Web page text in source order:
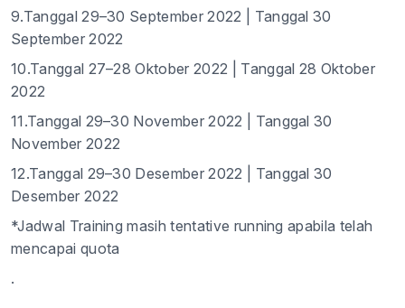
9.Tanggal 29–30 September 2022 | Tanggal 30
September 2022
10.Tanggal 27–28 Oktober 2022 | Tanggal 28 Oktober
2022
11.Tanggal 29–30 November 2022 | Tanggal 30
November 2022
12.Tanggal 29–30 Desember 2022 | Tanggal 30
Desember 2022
*Jadwal Training masih tentative running apabila telah
mencapai quota
.